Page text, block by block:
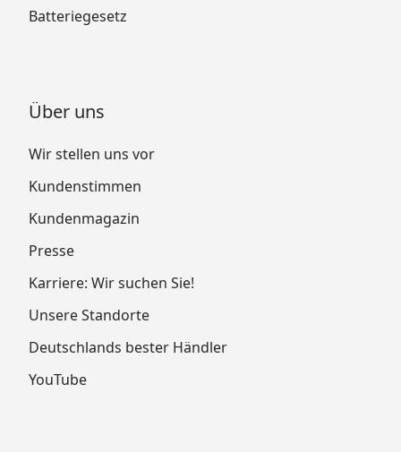
Batteriegesetz
Über uns
Wir stellen uns vor
Kundenstimmen
Kundenmagazin
Presse
Karriere: Wir suchen Sie!
Unsere Standorte
Deutschlands bester Händler
YouTube